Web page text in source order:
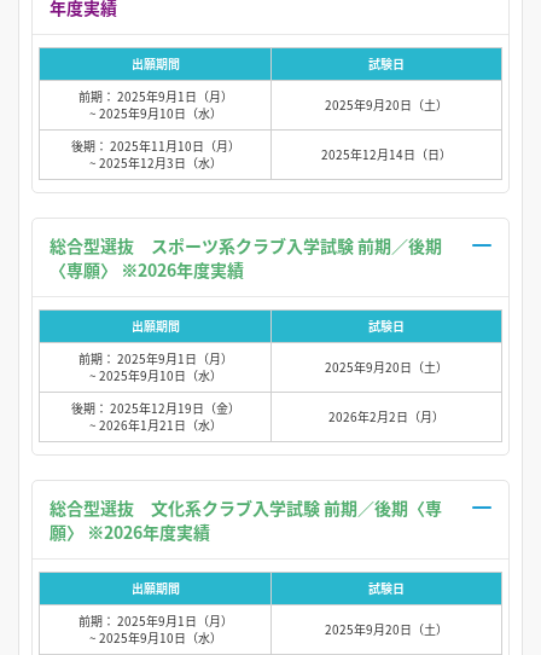
出願期間
試験日
前期： 2025年9月1日（月）
~ 2025年9月10日（水）
2025年9月20日（土）
後期： 2025年11月10日（月）
~ 2025年12月3日（水）
2025年12月14日（日）
総合型選抜 スポーツ系クラブ入学試験 前期／後期
出願期間
試験日
前期： 2025年9月1日（月）
~ 2025年9月10日（水）
2025年9月20日（土）
後期： 2025年12月19日（金）
~ 2026年1月21日（水）
2026年2月2日（月）
総合型選抜 文化系クラブ入学試験 前期／後期〈専
出願期間
試験日
前期： 2025年9月1日（月）
~ 2025年9月10日（水）
2025年9月20日（土）